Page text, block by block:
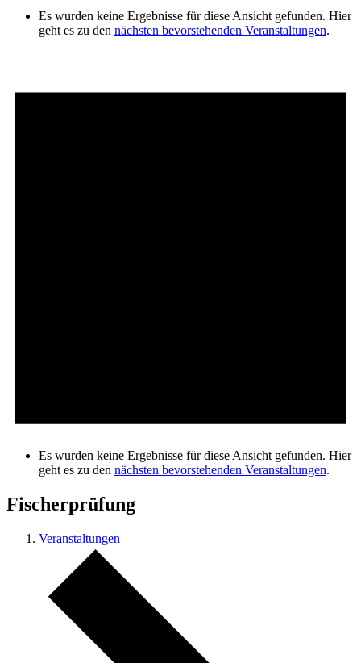
Es wurden keine Ergebnisse für diese Ansicht gefunden. Hier
geht es zu den nächsten bevorstehenden Veranstaltungen.
Es wurden keine Ergebnisse für diese Ansicht gefunden. Hier
geht es zu den nächsten bevorstehenden Veranstaltungen.
Fischerprüfung
Veranstaltungen